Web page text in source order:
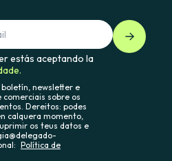
estás aceptando la
newsletter e
sobre os
Dereitos: podes
calquera momento,
os teus datos e
Política de